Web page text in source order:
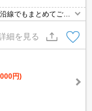
線でもまとめてご紹
くださいませ。
細を見る
円)